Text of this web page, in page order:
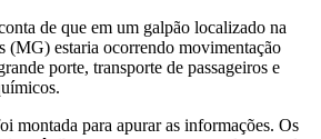
de que em um galpão localizado na
(MG) estaria ocorrendo movimentação
porte, transporte de passageiros e
montada para apurar as informações. Os